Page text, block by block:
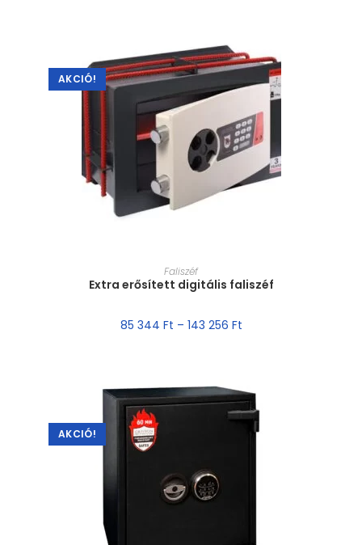
AKCIÓ!
MÉRET VÁLASZTÁSA
Faliszéf
Extra erősített digitális faliszéf
85 344 Ft – 143 256 Ft
AKCIÓ!